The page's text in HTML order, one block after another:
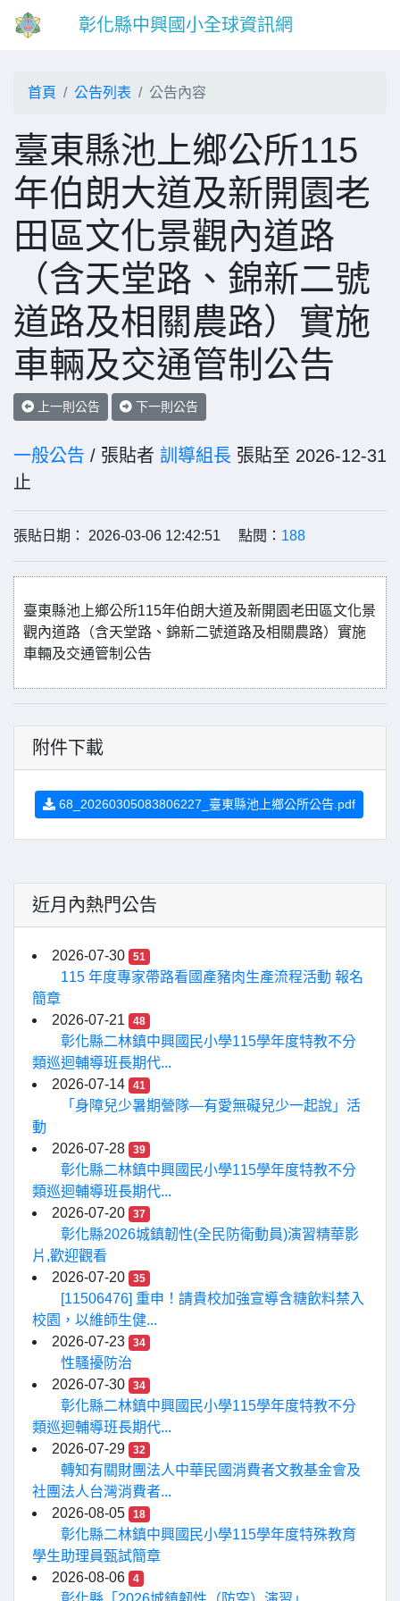
彰化縣中興國小全球資訊網
首頁 公告列表 公告內容
臺東縣池上鄉公所115
年伯朗大道及新開園老
田區文化景觀內道路
（含天堂路、錦新二號
道路及相關農路）實施
車輛及交通管制公告
上一則公告 下一則公告
一般公告 / 張貼者 訓導組長 張貼至 2026-12-31
止
張貼日期： 2026-03-06 12:42:51 點閱： 188
臺東縣池上鄉公所115年伯朗大道及新開園老田區文化景
觀內道路（含天堂路、錦新二號道路及相關農路）實施
車輛及交通管制公告
附件下載
68_20260305083806227_臺東縣池上鄉公所公告.pdf
近月內熱門公告
2026-07-30 51
115 年度專家帶路看國產豬肉生產流程活動 報名
簡章
2026-07-21
48
彰化縣二林鎮中興國民小學115學年度特教不分
類巡迴輔導班長期代...
2026-07-14
41
「身障兒少暑期營隊—有愛無礙兒少一起說」活
動
2026-07-28
39
彰化縣二林鎮中興國民小學115學年度特教不分
類巡迴輔導班長期代...
2026-07-20
37
彰化縣2026城鎮韌性(全民防衛動員)演習精華影
片,歡迎觀看
2026-07-20
35
[11506476] 重申！請貴校加強宣導含糖飲料禁入
校園，以維師生健...
2026-07-23
34
性騷擾防治
2026-07-30
34
彰化縣二林鎮中興國民小學115學年度特教不分
類巡迴輔導班長期代...
2026-07-29
32
轉知有關財團法人中華民國消費者文教基金會及
社團法人台灣消費者...
2026-08-05
18
彰化縣二林鎮中興國民小學115學年度特殊教育
學生助理員甄試簡章
2026-08-06
4